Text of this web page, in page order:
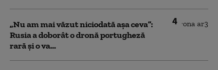
4
„Nu am mai văzut niciodată așa ceva”:
Rusia a doborât o dronă portugheză
rară și o va...